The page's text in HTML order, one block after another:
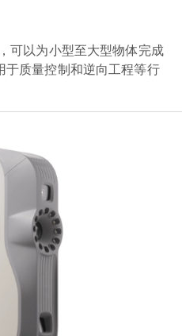
可以为小型至大型物体完成
于质量控制和逆向工程等行